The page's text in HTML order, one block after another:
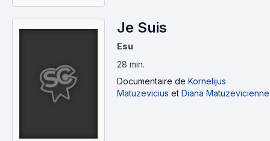
Je Suis
Esu
28 min.
Documentaire de Kornelijus
Matuzevicius et Diana Matuzevicienne